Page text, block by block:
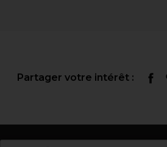
Partager votre intérêt :